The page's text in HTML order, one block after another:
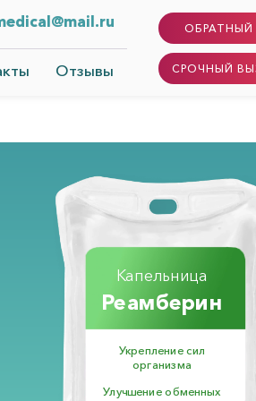
Отзывы СРОЧНЫЙ
Капельница
Реамберин
Укрепление сил
организма
Улучшение обменных